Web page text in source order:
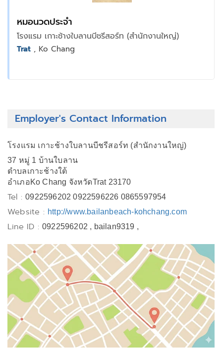
หมอนวดประจำ
โรงแรม เกาะช้างใบลานบีชรีสอร์ท (สำนักงานใหญ่)
Trat , Ko Chang
Employer's Contact Information
โรงแรม เกาะช้างใบลานบีชรีสอร์ท (สำนักงานใหญ่)
37 หมู่ 1 บ้านใบลาน
ตำบลเกาะช้างใต้
อำเภอKo Chang จังหวัดTrat 23170
Tel :0922596202 0922596226 0865597954
Website : http://www.bailanbeach-kohchang.com
Line ID : 0922596202 , bailan9319 ,